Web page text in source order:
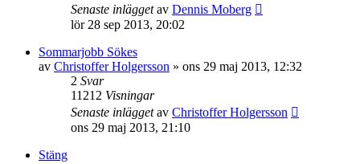
Senaste inläggetav Dennis Moberg
lör 28 sep 2013, 20:02
Sommarjobb Sökes
av Christoffer Holgersson » ons 29 maj 2013, 12:32
2 Svar
11212 Visningar
Senaste inläggetav Christoffer Holgersson
ons 29 maj 2013, 21:10
Stäng